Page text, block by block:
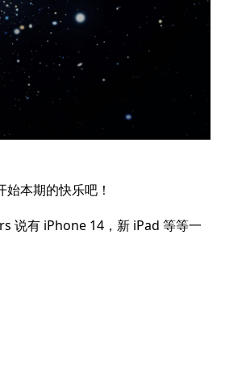
本期的快乐吧！
说有 iPhone 14，新 iPad 等等一